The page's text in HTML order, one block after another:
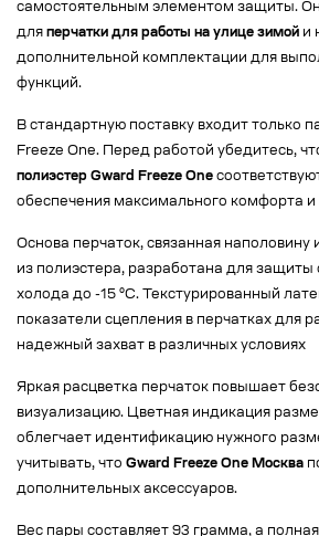
самостоятельным элементом защиты.
для перчатки для работы на улице зимой и
дополнительной комплектации для
функций.
В стандартную поставку входит только
Freeze One. Перед работой убедитесь,
полиэстер Gward Freeze One
обеспечения максимального комфорта
Основа перчаток, связанная наполовину
из полиэстера, разработана для защиты
холода до -15 °C. Текстурированный
показатели сцепления в перчатках для
надежный захват в различных условиях
Яркая расцветка перчаток повышает
визуализацию. Цветная индикация
облегчает идентификацию нужного
учитывать, что Gward Freeze One Москва
дополнительных аксессуаров.
Вес пары составляет 93 грамма, а